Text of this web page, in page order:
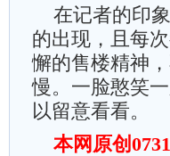
在记者的印象
的出现，且每
懈的售楼精神
慢。一脸憨笑
以留意看看。
本网原创